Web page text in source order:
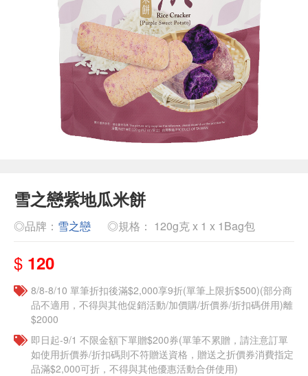
雪之戀紫地瓜米餅
◎品牌： 雪之戀 ◎規格： 120g克 x 1 x 1Bag包
$ 120
8/8-8/10 單筆折扣後滿$2,000享9折(單筆上限折$500)(部分商
品不適用，不得與其他促銷活動/加價購/折價券/折扣碼併用)離
$2000
即日起-9/1 不限金額下單贈$200券(單筆不累贈，請注意訂單
如使用折價券/折扣碼則不符贈送資格，贈送之折價券消費指定
品滿$2,000可折，不得與其他優惠活動合併使用)